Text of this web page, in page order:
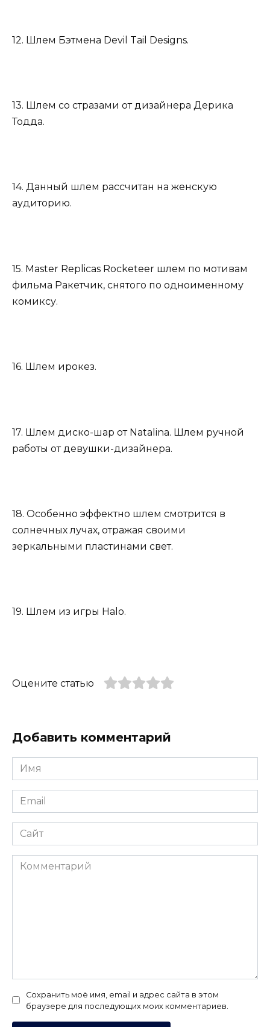
12. Шлем Бэтмена Devil Tail Designs.
13. Шлем со стразами от дизайнера Дерика
Тодда.
14. Данный шлем рассчитан на женскую
аудиторию.
15. Master Replicas Rocketeer шлем по мотивам
фильма Ракетчик, снятого по одноименному
комиксу.
16. Шлем ирокез.
17. Шлем диско-шар от Natalina. Шлем ручной
работы от девушки-дизайнера.
18. Особенно эффектно шлем смотрится в
солнечных лучах, отражая своими
зеркальными пластинами свет.
19. Шлем из игры Halo.
Оцените статью
Добавить комментарий
Имя
*
Email
*
Сайт
Комментарий
Сохранить моё имя, email и адрес сайта в этом
браузере для последующих моих комментариев.